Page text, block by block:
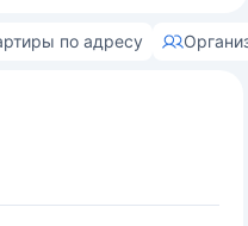
по адресу